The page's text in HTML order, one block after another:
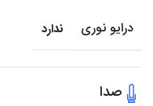
درایو نوری ندارد
صدا